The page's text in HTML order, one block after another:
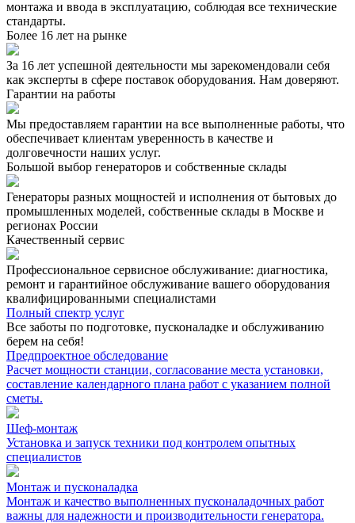
монтажа и ввода в эксплуатацию, соблюдая все технические
стандарты.
Более 16 лет на рынке
За 16 лет успешной деятельности мы зарекомендовали себя
как эксперты в сфере поставок оборудования. Нам доверяют.
Гарантии на работы
Мы предоставляем гарантии на все выполненные работы, что
обеспечивает клиентам уверенность в качестве и
долговечности наших услуг.
Большой выбор генераторов и собственные склады
Генераторы разных мощностей и исполнения от бытовых до
промышленных моделей, собственные склады в Москве и
регионах России
Качественный сервис
Профессиональное сервисное обслуживание: диагностика,
ремонт и гарантийное обслуживание вашего оборудования
квалифицированными специалистами
Полный спектр услуг
Все заботы по подготовке, пусконаладке и обслуживанию
берем на себя!
Предпроектное обследование
Расчет мощности станции, согласование места установки,
составление календарного плана работ с указанием полной
сметы.
Шеф-монтаж
Установка и запуск техники под контролем опытных
специалистов
Монтаж и пусконаладка
Монтаж и качество выполненных пусконаладочных работ
важны для надежности и производительности генератора.